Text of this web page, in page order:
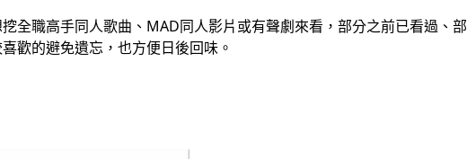
全職高手同人歌曲、MAD同人影片或有聲劇來看，部分之前已看過、部
歡的避免遺忘，也方便日後回味。